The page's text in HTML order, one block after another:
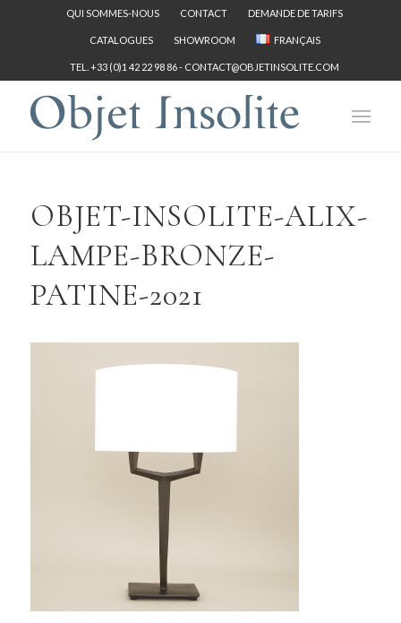
QUI SOMMES-NOUS CONTACT DEMANDE DE TARIFS
CATALOGUES SHOWROOM FRANÇAIS
TEL. +33 (0)1 42 22 98 86 - CONTACT@OBJETINSOLITE.COM
OBJET-INSOLITE-ALIX-
LAMPE-BRONZE-
PATINE-2021